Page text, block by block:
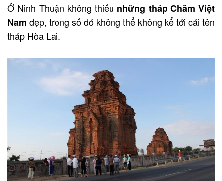
Ở Ninh Thuận không thiếu những tháp Chăm Việt
Nam đẹp, trong số đó không thể không kể tới cái tên
tháp Hòa Lai.